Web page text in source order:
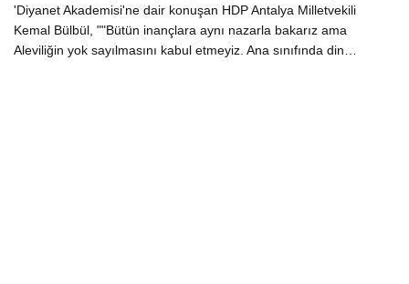
'Diyanet Akademisi'ne dair konuşan HDP Antalya Milletvekili
Kemal Bülbül, ""Bütün inançlara aynı nazarla bakarız ama
Aleviliğin yok sayılmasını kabul etmeyiz. Ana sınıfında din…